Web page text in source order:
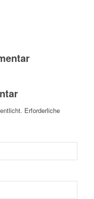
Erforderliche